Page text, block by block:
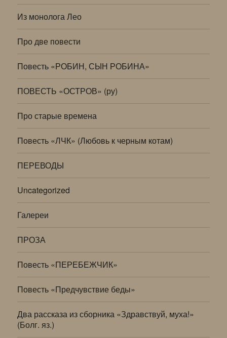
Из монолога Лео
Про две повести
Повесть «РОБИН, СЫН РОБИНА»
ПОВЕСТЬ «ОСТРОВ» (ру)
Про старые времена
Повесть «ЛЧК» (Любовь к черным котам)
ПЕРЕВОДЫ
Uncategorized
Галереи
ПРОЗА
Повесть «ПЕРЕБЕЖЧИК»
Повесть «Предчувствие беды»
Два рассказа из сборника «Здравствуй, муха!»
(Болг. яз.)